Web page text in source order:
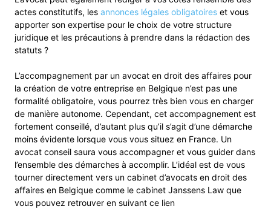
actes constitutifs, les annonces légales obligatoires et vous
apporter son expertise pour le choix de votre structure
juridique et les précautions à prendre dans la rédaction des
statuts ?
L’accompagnement par un avocat en droit des affaires pour
la création de votre entreprise en Belgique n’est pas une
formalité obligatoire, vous pourrez très bien vous en charger
de manière autonome. Cependant, cet accompagnement est
fortement conseillé, d’autant plus qu’il s’agit d’une démarche
moins évidente lorsque vous vous situez en France. Un
avocat conseil saura vous accompagner et vous guider dans
l’ensemble des démarches à accomplir. L’idéal est de vous
tourner directement vers un cabinet d’avocats en droit des
affaires en Belgique comme le cabinet Janssens Law que
vous pouvez retrouver en suivant ce lien